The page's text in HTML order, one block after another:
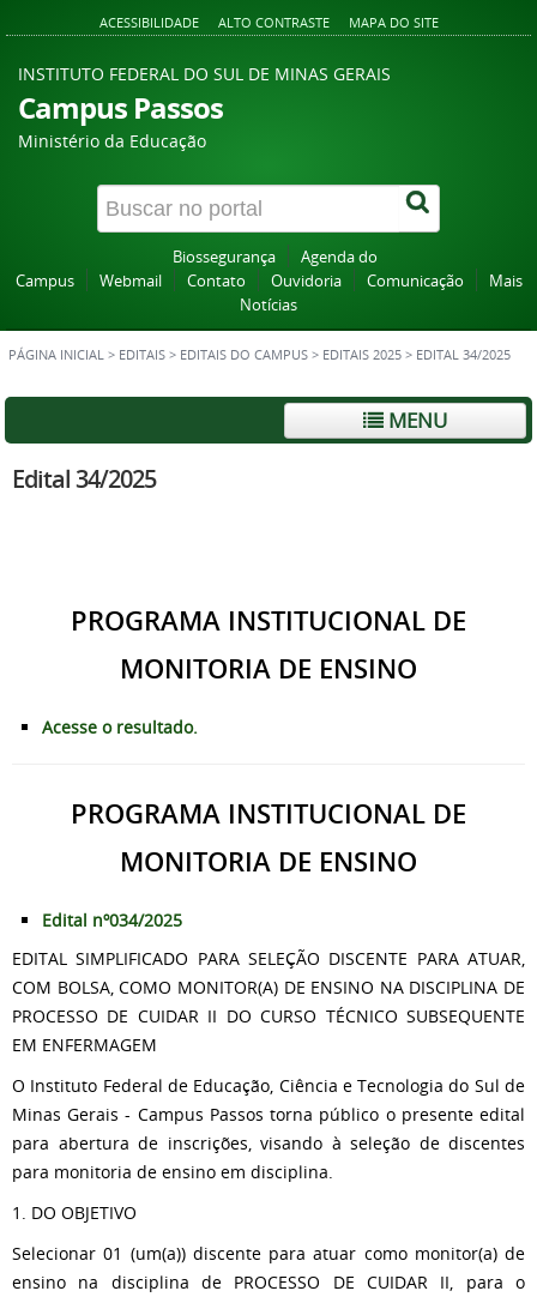
ACESSIBILIDADE ALTO CONTRASTE MAPA DO SITE
INSTITUTO FEDERAL DO SUL DE MINAS GERAIS
Campus Passos
Ministério da Educação
Biossegurança
Agenda do
Campus
Webmail Contato Ouvidoria Comunicação
Mais
Notícias
PÁGINA INICIAL > EDITAIS > EDITAIS DO CAMPUS > EDITAIS 2025 > EDITAL 34/2025
MENU
Edital 34/2025
PROGRAMA INSTITUCIONAL DE
MONITORIA DE ENSINO
Acesse o resultado.
PROGRAMA INSTITUCIONAL DE
MONITORIA DE ENSINO
Edital nº034/2025
EDITAL SIMPLIFICADO PARA SELEÇÃO DISCENTE PARA ATUAR,
COM BOLSA, COMO MONITOR(A) DE ENSINO NA DISCIPLINA DE
PROCESSO DE CUIDAR II DO CURSO TÉCNICO SUBSEQUENTE
EM ENFERMAGEM
O Instituto Federal de Educação, Ciência e Tecnologia do Sul de
Minas Gerais - Campus Passos torna público o presente edital
para abertura de inscrições, visando à seleção de discentes
para monitoria de ensino em disciplina.
1. DO OBJETIVO
Selecionar 01 (um(a)) discente para atuar como monitor(a) de
ensino na disciplina de PROCESSO DE CUIDAR II, para o